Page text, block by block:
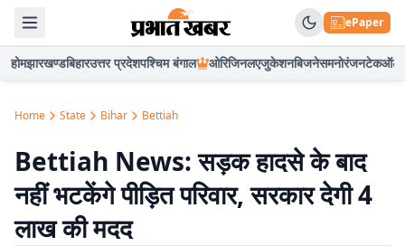
ePaper
होमझारखण्डबिहारउत्तर प्रदेशपश्चिम बंगाल ओरिजिनलएजुकेशनबिजनेसमनोरंजनटेकऑटो
Home State Bihar Bettiah
Bettiah News: सड़क हादसे के बाद
नहीं भटकेंगे पीड़ित परिवार, सरकार देगी 4
लाख की मदद